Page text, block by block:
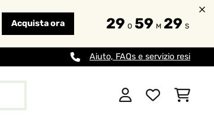
Acquista ora 29 O 59 M 28 S
Aiuto, FAQs e servizio resi